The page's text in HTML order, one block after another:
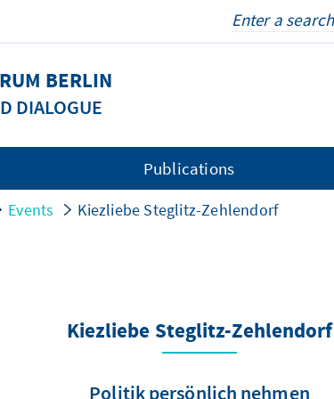
BERLIN
DIALOGUE
Publications
Events Kiezliebe Steglitz-Zehlendorf
Kiezliebe Steglitz-Zehlendorf
Politik persönlich nehmen